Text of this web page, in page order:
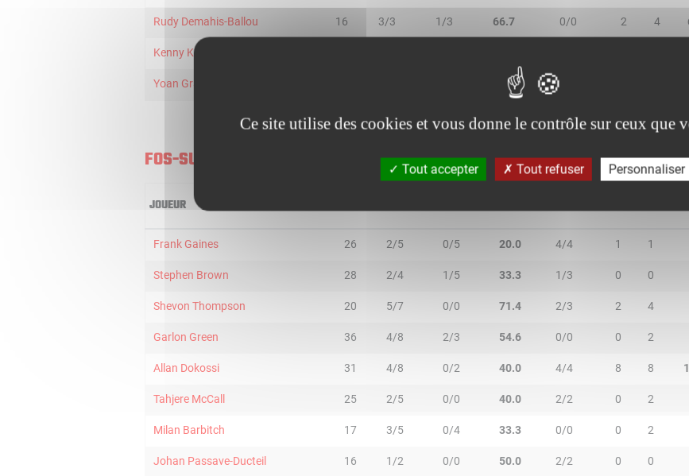
Rudy Demahis-Ballou 16 3/3 1/3 66.7 0/0 2 4
Kenny Kasiama
Yoan Granvorka 100.0
FOS-SUR-MER
JOUEUR
Frank Gaines 26 2/5 0/5 20.0 4/4 1 1
Stephen Brown 28 2/4 1/5 33.3 1/3 0 0
Shevon Thompson 20 5/7 0/0 71.4 2/3 2 4
Garlon Green 36 4/8 2/3 54.6 0/0 0 2
Allan Dokossi 31 4/8 0/2 40.0 4/4 8 8
Tahjere McCall 25 2/5 0/0 40.0 2/2 0 2
Milan Barbitch 17 3/5 0/4 33.3 0/0 0 2
Johan Passave-Ducteil 16 1/2 0/0 50.0 2/2 0 0
Ce site utilise des cookies et vous donne le contrôle sur ceux que
Tout accepter Tout refuser Personnaliser